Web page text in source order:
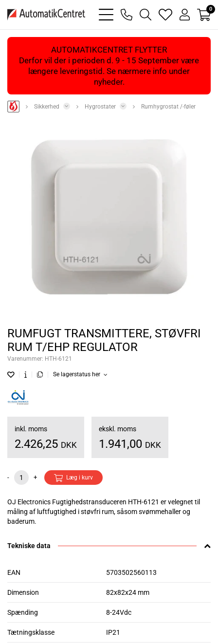
bars
light
phone
magnifying
glass
heart
light
user
light
0
AUTOMATIKCENTRET FLYTTER
Derfor vil der i perioden d. 9 - 15 September være
længere leveringstid. Se nærmere info under
nyheder.
Sikkerhed Hygrostater Rumhygrostat /-føler
RUMFUGT TRANSMITTERE, STØVFRI
RUM T/EHP REGULATOR
Varenummer: HTH-6121
Se lagerstatus her
inkl. moms
2.426,25 DKK
ekskl. moms
1.941,00 DKK
- + Læg i kurv
OJ Electronics Fugtighedstransduceren HTH-6121 er velegnet til
måling af luftfugtighed i støvfri rum, såsom svømmehaller og
baderum.
Tekniske data
EAN 5703502560113
Dimension 82x82x24 mm
Spænding 8-24Vdc
Tætningsklasse IP21